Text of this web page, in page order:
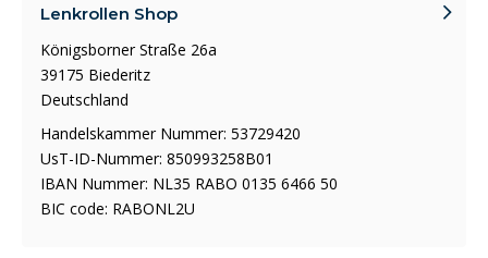
Lenkrollen Shop
Königsborner Straße 26a
39175 Biederitz
Deutschland
Handelskammer Nummer: 53729420
UsT-ID-Nummer: 850993258B01
IBAN Nummer: NL35 RABO 0135 6466 50
BIC code: RABONL2U